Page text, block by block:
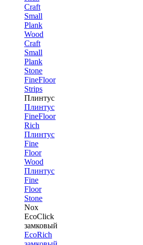
Craft
Small
Plank
Wood
Craft
Small
Plank
Stone
FineFloor
Strips
Плинтус
Плинтус
FineFloor
Rich
Плинтус
Fine
Floor
Wood
Плинтус
Fine
Floor
Stone
Nox
EcoClick
замковый
EcoRich